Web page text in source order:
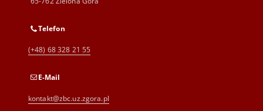
Telefon
(+48) 68 328 21 55
E-Mail
kontakt@zbc.uz.zgora.pl